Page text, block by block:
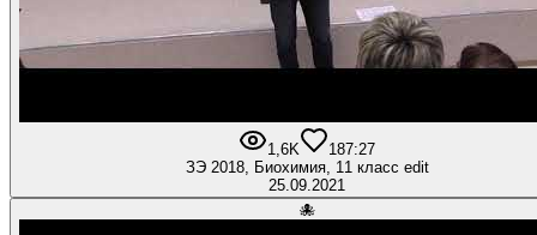
1,6K 187:27
ЗЭ 2018, Биохимия, 11 класс edit
25.09.2021
🐙